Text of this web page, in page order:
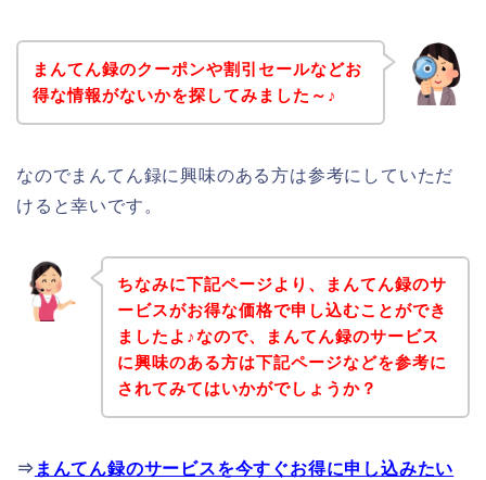
まんてん録のクーポンや割引セールなどお
得な情報がないかを探してみました～♪
なのでまんてん録に興味のある方は参考にしていただ
けると幸いです。
ちなみに下記ページより、まんてん録のサ
ービスがお得な価格で申し込むことができ
ましたよ♪なので、まんてん録のサービス
に興味のある方は下記ページなどを参考に
されてみてはいかがでしょうか？
⇒ まんてん録のサービスを今すぐお得に申し込みたい